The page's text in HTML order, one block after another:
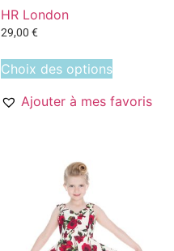
HR London
29,00 €
Choix des options
Ajouter à mes favoris